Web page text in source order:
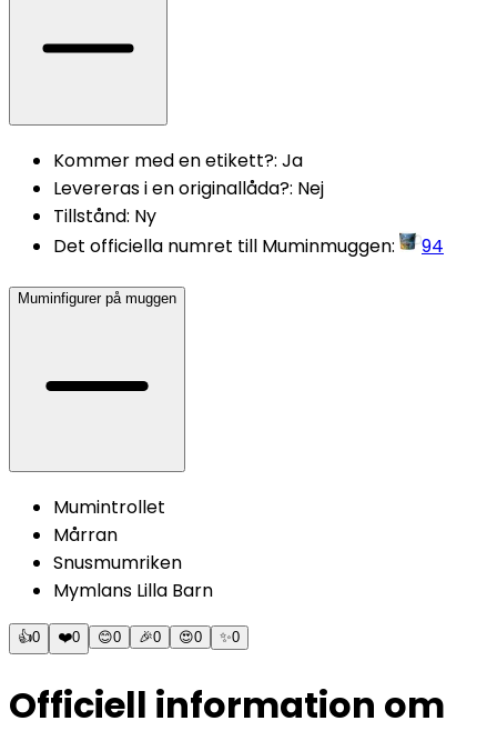
Kommer med en etikett?: Ja
Levereras i en originallåda?: Nej
Tillstånd: Ny
Det officiella numret till Muminmuggen: 94
Muminfigurer på muggen
Mumintrollet
Mårran
Snusmumriken
Mymlans Lilla Barn
👍0 ❤️0 😊0 🎉0 😍0 ✨0
Officiell information om